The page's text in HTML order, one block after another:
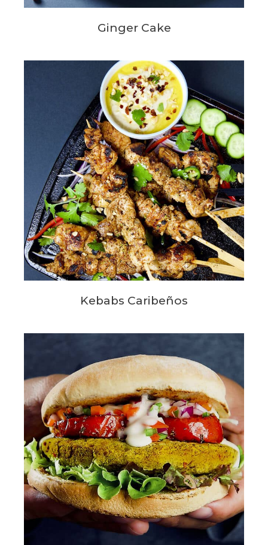
Ginger Cake
Kebabs Caribeños